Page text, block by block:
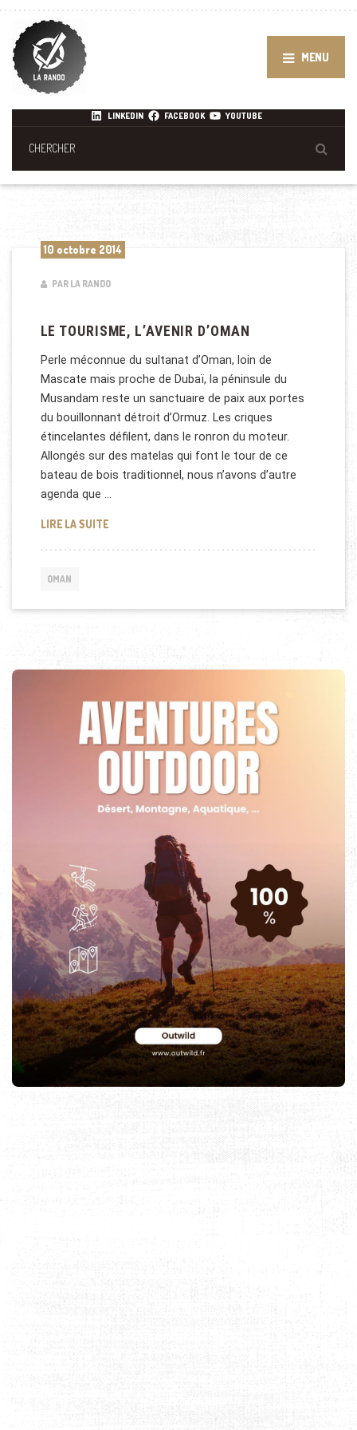
MENU
LINKEDIN FACEBOOK YOUTUBE
10 octobre 2014
PAR LA RANDO
LE TOURISME, L’AVENIR D’OMAN
Perle méconnue du sultanat d’Oman, loin de
Mascate mais proche de Dubaï, la péninsule du
Musandam reste un sanctuaire de paix aux portes
du bouillonnant détroit d’Ormuz. Les criques
étincelantes défilent, dans le ronron du moteur.
Allongés sur des matelas qui font le tour de ce
bateau de bois traditionnel, nous n’avons d’autre
agenda que …
LIRE LA SUITELE TOURISME, L’AVENIR D’OMAN
OMAN